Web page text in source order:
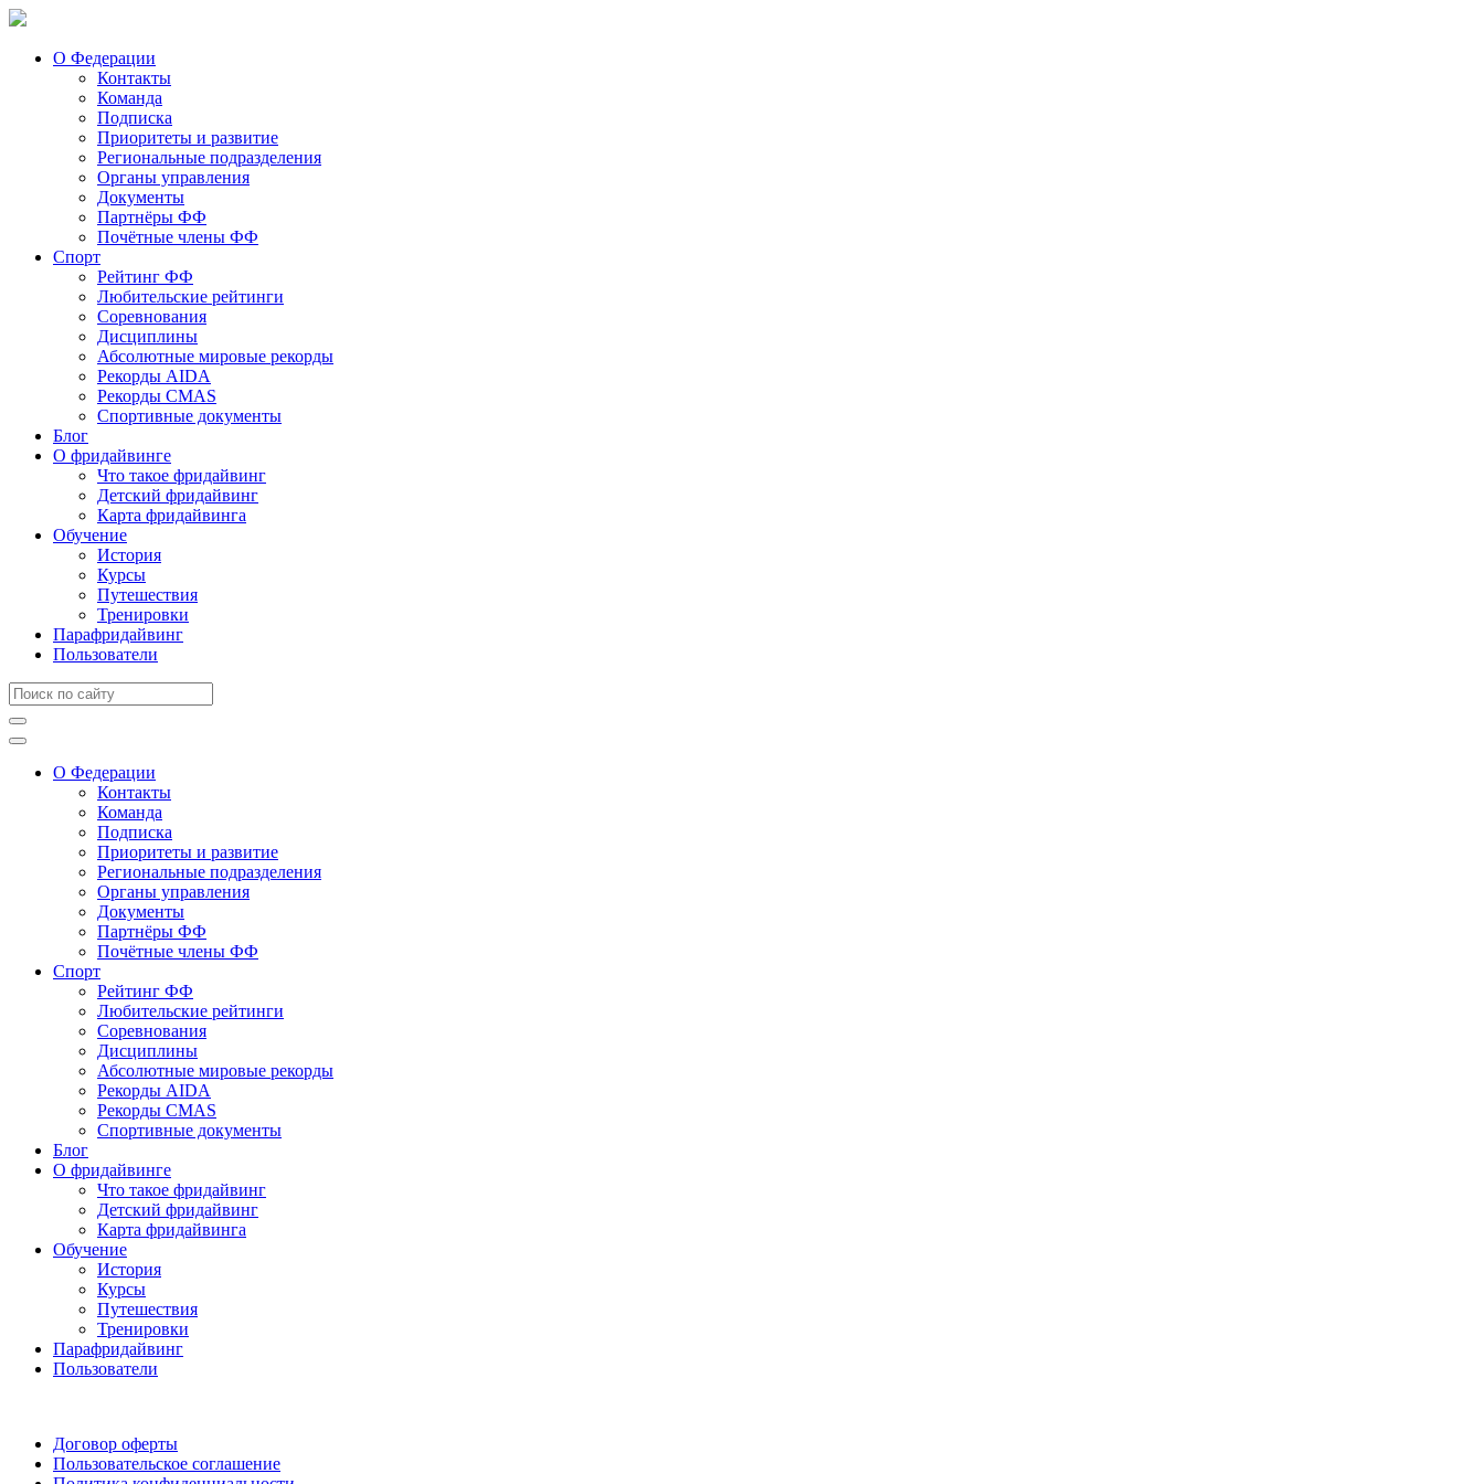
О Федерации
Контакты
Команда
Подписка
Приоритеты и развитие
Региональные подразделения
Органы управления
Документы
Партнёры ФФ
Почётные члены ФФ
Спорт
Рейтинг ФФ
Любительские рейтинги
Соревнования
Дисциплины
Абсолютные мировые рекорды
Рекорды AIDA
Рекорды CMAS
Спортивные документы
Блог
О фридайвинге
Что такое фридайвинг
Детский фридайвинг
Карта фридайвинга
Обучение
История
Курсы
Путешествия
Тренировки
Парафридайвинг
Пользователи
О Федерации
Контакты
Команда
Подписка
Приоритеты и развитие
Региональные подразделения
Органы управления
Документы
Партнёры ФФ
Почётные члены ФФ
Спорт
Рейтинг ФФ
Любительские рейтинги
Соревнования
Дисциплины
Абсолютные мировые рекорды
Рекорды AIDA
Рекорды CMAS
Спортивные документы
Блог
О фридайвинге
Что такое фридайвинг
Детский фридайвинг
Карта фридайвинга
Обучение
История
Курсы
Путешествия
Тренировки
Парафридайвинг
Пользователи
Договор оферты
Пользовательское соглашение